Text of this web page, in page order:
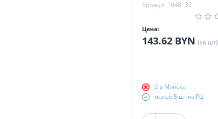
Артикул: 1048139
Цена:
143.62 BYN (за шт)
0 в Минске
менее 5 шт на РЦ